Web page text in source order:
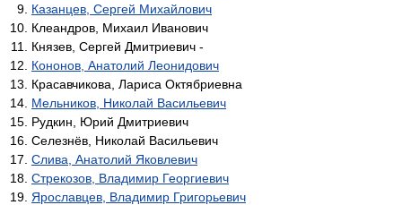
Казанцев, Сергей Михайлович
Клеандров, Михаил Иванович
Князев, Сергей Дмитриевич -
Кононов, Анатолий Леонидович
Красавчикова, Лариса Октябриевна
Мельников, Николай Васильевич
Рудкин, Юрий Дмитриевич
Селезнёв, Николай Васильевич
Слива, Анатолий Яковлевич
Стрекозов, Владимир Георгиевич
Ярославцев, Владимир Григорьевич